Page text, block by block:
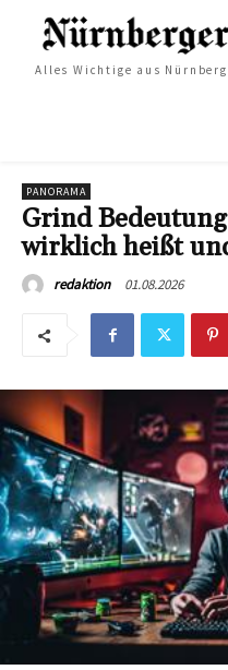
Alles Wichtige aus Nürnberg
PANORAMA
Grind
wirklich heißt
redaktion 01.08.2026